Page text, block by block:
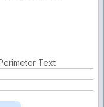
Text